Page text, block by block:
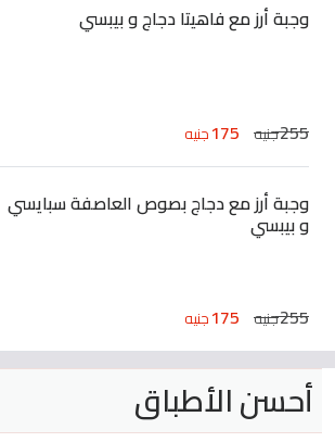
وجبة أرز مع فاهيتا دجاج و بيبسي
255جنيه 175جنيه
وجبة أرز مع دجاج بصوص العاصفة سبايسي
و بيبسي
255جنيه 175جنيه
أحسن الأطباق